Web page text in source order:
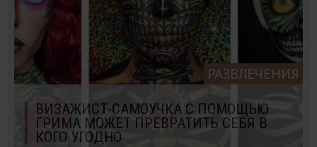
РАЗВЛЕЧЕНИЯ
ВИЗАЖИСТ-САМОУЧКА С ПОМОЩЬЮ
ГРИМА МОЖЕТ ПРЕВРАТИТЬ СЕБЯ В
КОГО УГОДНО